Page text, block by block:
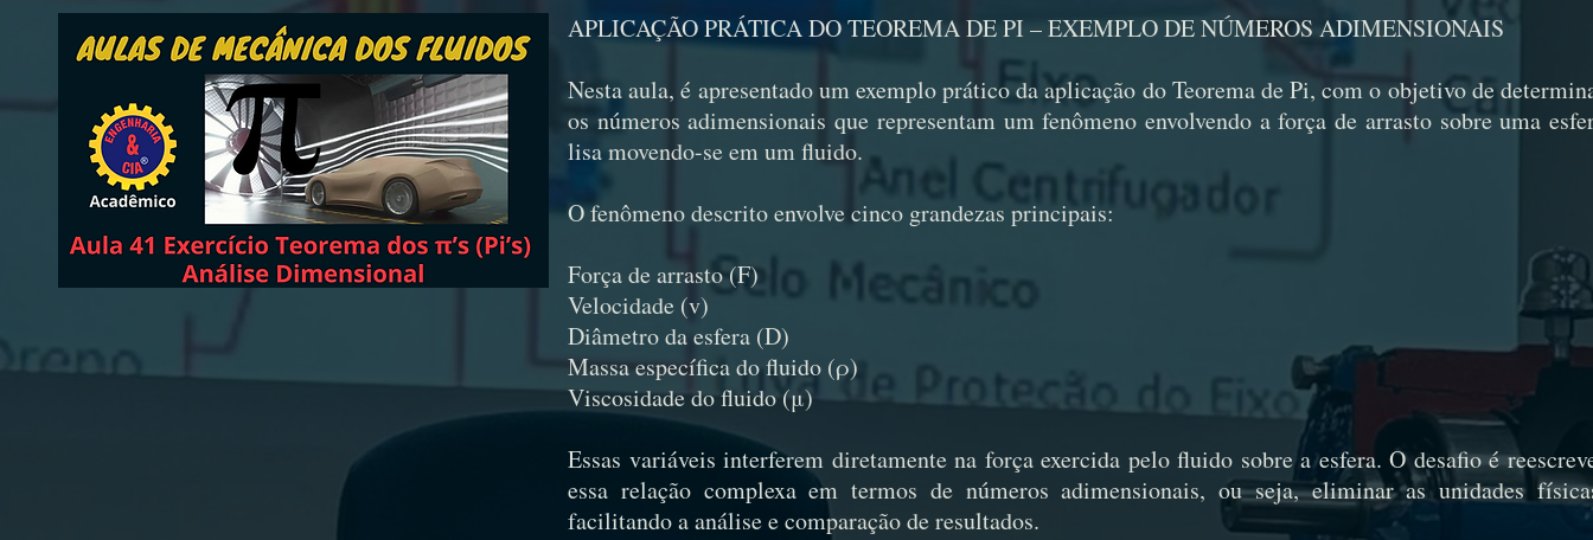
APLICAÇÃO PRÁTICA DO TEOREMA DE PI – EXEMPLO DE NÚMEROS ADIMENSIONAIS
Nesta aula, é apresentado um exemplo prático da aplicação do Teorema de Pi, com o objetivo de
os números adimensionais que representam um fenômeno envolvendo a força de arrasto sobre uma
lisa movendo-se em um fluido.
O fenômeno descrito envolve cinco grandezas principais:
Força de arrasto (F)
Velocidade (v)
Diâmetro da esfera (D)
Massa específica do fluido (ρ)
Viscosidade do fluido (μ)
Essas variáveis interferem diretamente na força exercida pelo fluido sobre a esfera. O desafio é
essa relação complexa em termos de números adimensionais, ou seja, eliminar as unidades
facilitando a análise e comparação de resultados.